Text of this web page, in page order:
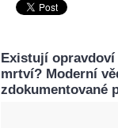
Existují
mrtví? Moderní
zdokumentované